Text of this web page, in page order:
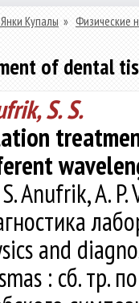
Купалы » Физические
of dental
S. S.
Anufrik, A.
and
: сб. тр.